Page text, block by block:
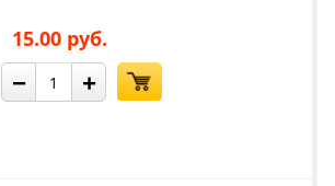
15.00 руб.
− +